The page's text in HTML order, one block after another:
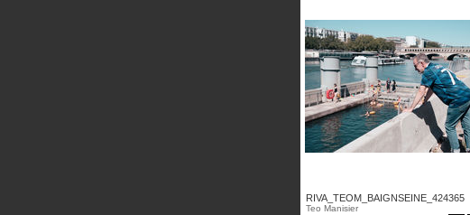
RIVA_TEOM_BAIGNSEINE_424365
Teo Manisier